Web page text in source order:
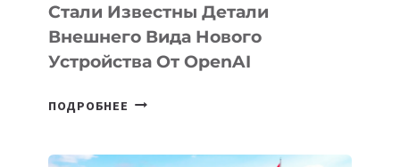
Стали Известны Детали
Внешнего Вида Нового
Устройства От OpenAI
ПОДРОБНЕЕ СТАЛИ